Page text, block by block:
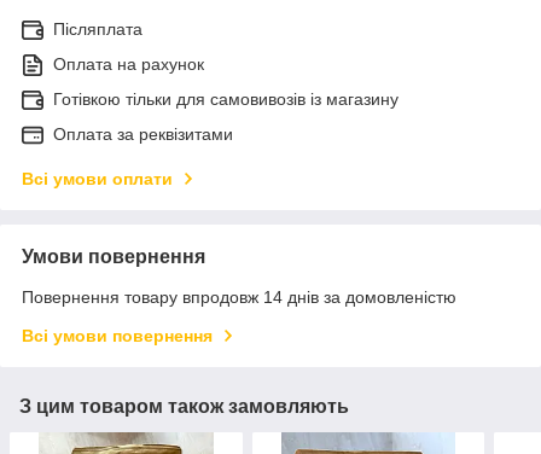
Післяплата
Оплата на рахунок
Готівкою тільки для самовивозів із магазину
Оплата за реквізитами
Всі умови оплати
Умови повернення
Повернення товару впродовж 14 днів за домовленістю
Всі умови повернення
З цим товаром також замовляють